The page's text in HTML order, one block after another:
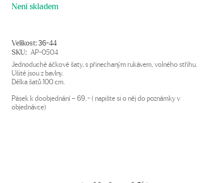
byla:
Není skladem
Velikost:36-44
SKU: AP-0504
Jednoduché áčkové šaty, s přinechaným rukávem, volného střihu.
Ušité jsou z bavlny.
Délka šatů 100 cm.
Pásek k doobjednání – 69,- ( napište si o něj do poznámky v
objednávce)